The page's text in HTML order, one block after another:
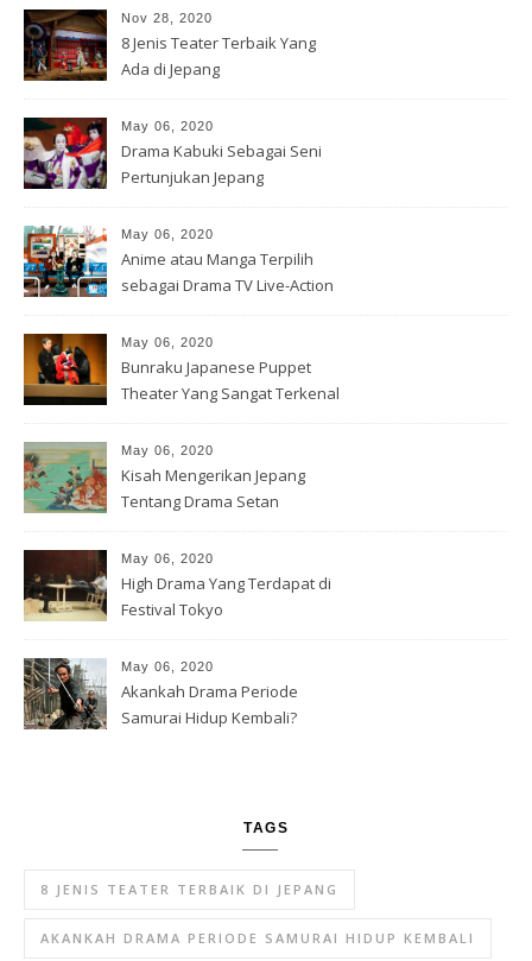
Nov 28, 2020
8 Jenis Teater Terbaik Yang
Ada di Jepang
May 06, 2020
Drama Kabuki Sebagai Seni
Pertunjukan Jepang
May 06, 2020
Anime atau Manga Terpilih
sebagai Drama TV Live-Action
May 06, 2020
Bunraku Japanese Puppet
Theater Yang Sangat Terkenal
May 06, 2020
Kisah Mengerikan Jepang
Tentang Drama Setan
May 06, 2020
High Drama Yang Terdapat di
Festival Tokyo
May 06, 2020
Akankah Drama Periode
Samurai Hidup Kembali?
TAGS
8 JENIS TEATER TERBAIK DI JEPANG
AKANKAH DRAMA PERIODE SAMURAI HIDUP KEMBALI